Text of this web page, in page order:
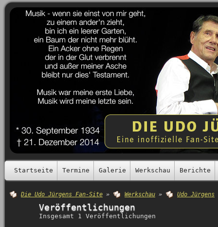
Startseite Termine Galerie Werkschau Berichte
Die Udo Jürgens Fan-Site » Werkschau » Udo Jürgens
Veröffentlichungen
Insgesamt 1 Veröffentlichungen